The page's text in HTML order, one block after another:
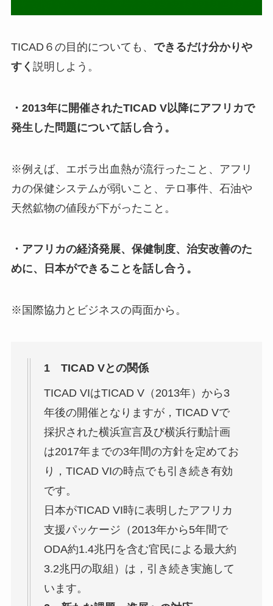
TICAD６の目的についても、 できるだけ分かりや
すく 説明しよう。
・2013年に開催されたTICAD V以降にアフリカで
発生した問題について話し合う。
※例えば、エボラ出血熱が流行ったこと、アフリ
カの保健システムが弱いこと、テロ事件、石油や
天然鉱物の値段が下がったこと。
・アフリカの経済発展、保健制度、治安改善のた
めに、日本ができることを話し合う。
※国際協力とビジネスの両面から。
1 TICAD Vとの関係
TICAD VIはTICAD V（2013年）から3
年後の開催となりますが，TICAD Vで
採択された横浜宣言及び横浜行動計画
は2017年までの3年間の方針を定めてお
り，TICAD VIの時点でも引き続き有効
です。
日本がTICAD VI時に表明したアフリカ
支援パッケージ（2013年から5年間で
ODA約1.4兆円を含む官民による最大約
3.2兆円の取組）は，引き続き実施して
います。